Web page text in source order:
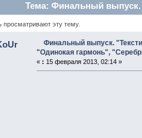
Тема: Финальный
8138 раз)
просматривают эту тему.
Финальный выпуск.
"Одинокая гармонь",
« : 15 февраля 2013, 02:14 »